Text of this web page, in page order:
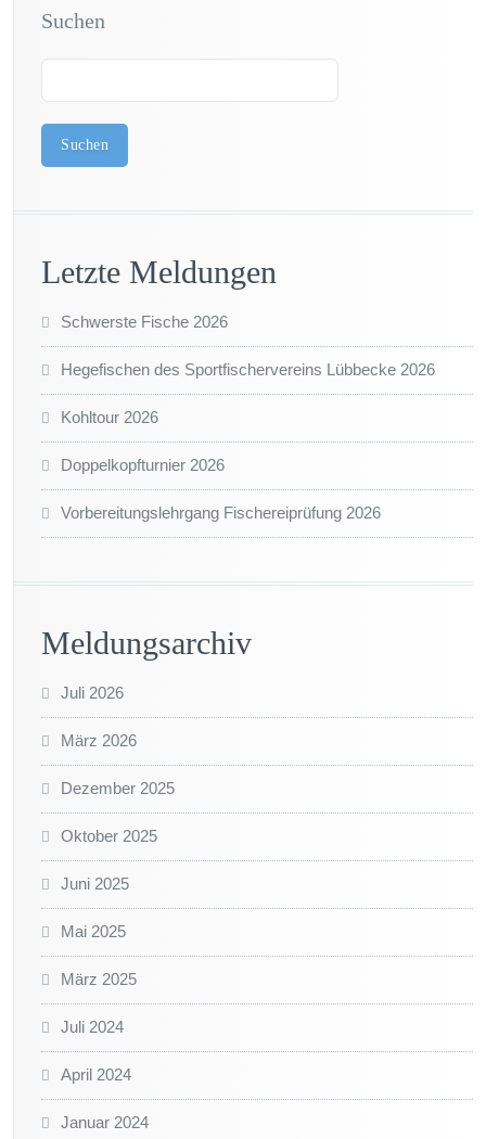
Suchen
Suchen
Letzte Meldungen
Schwerste Fische 2026
Hegefischen des Sportfischervereins Lübbecke 2026
Kohltour 2026
Doppelkopfturnier 2026
Vorbereitungslehrgang Fischereiprüfung 2026
Meldungsarchiv
Juli 2026
März 2026
Dezember 2025
Oktober 2025
Juni 2025
Mai 2025
März 2025
Juli 2024
April 2024
Januar 2024